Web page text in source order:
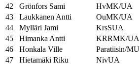
42
Grönfors Sami HvMK/UA
43
Laukkanen Antti OuMK/UA
44
Mylläri Jami KrsSUA
45
Himanka Antti KRRMK/UA
46
Honkala Ville Paratiisin/MU
47
Hietamäki Riku NivUA